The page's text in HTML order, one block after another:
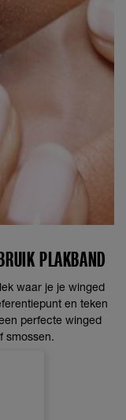
PLAKBAND
waar je je winged
en teken
perfecte winged
smossen.